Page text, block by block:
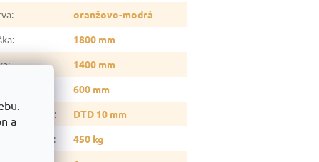
a
:
oranžovo-modrá
:
1800 mm
:
1400 mm
600 mm
police :
DTD 10 mm
:
450 kg